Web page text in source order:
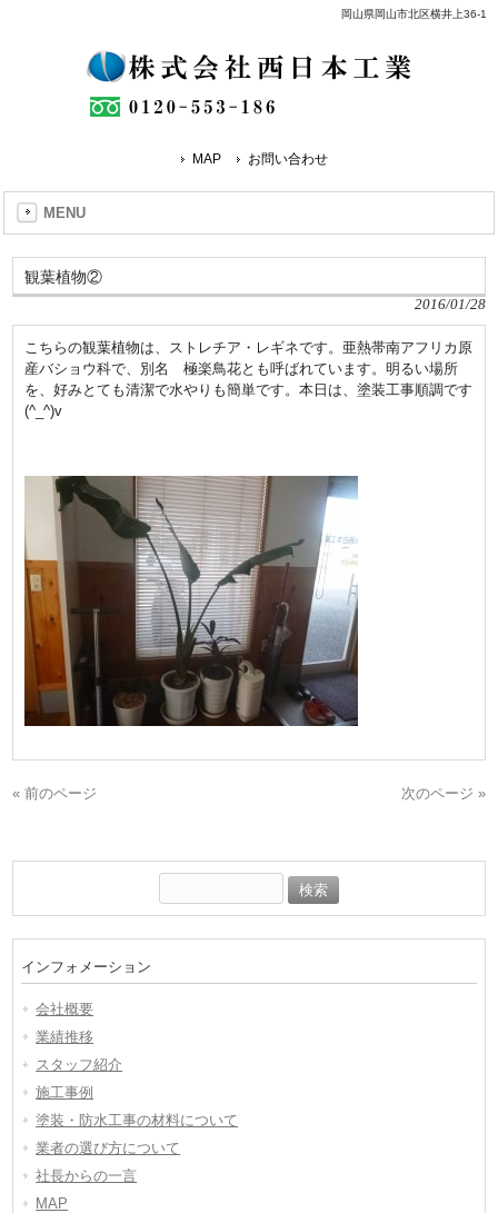
岡山県岡山市北区横井上36-1
MAP お問い合わせ
MENU
観葉植物②
2016/01/28
こちらの観葉植物は、ストレチア・レギネです。亜熱帯南アフリカ原
産バショウ科で、別名 極楽鳥花とも呼ばれています。明るい場所
を、好みとても清潔で水やりも簡単です。本日は、塗装工事順調です
(^_^)v
« 前のページ 次のページ »
索:
インフォメーション
会社概要
業績推移
スタッフ紹介
施工事例
塗装・防水工事の材料について
業者の選び方について
社長からの一言
MAP